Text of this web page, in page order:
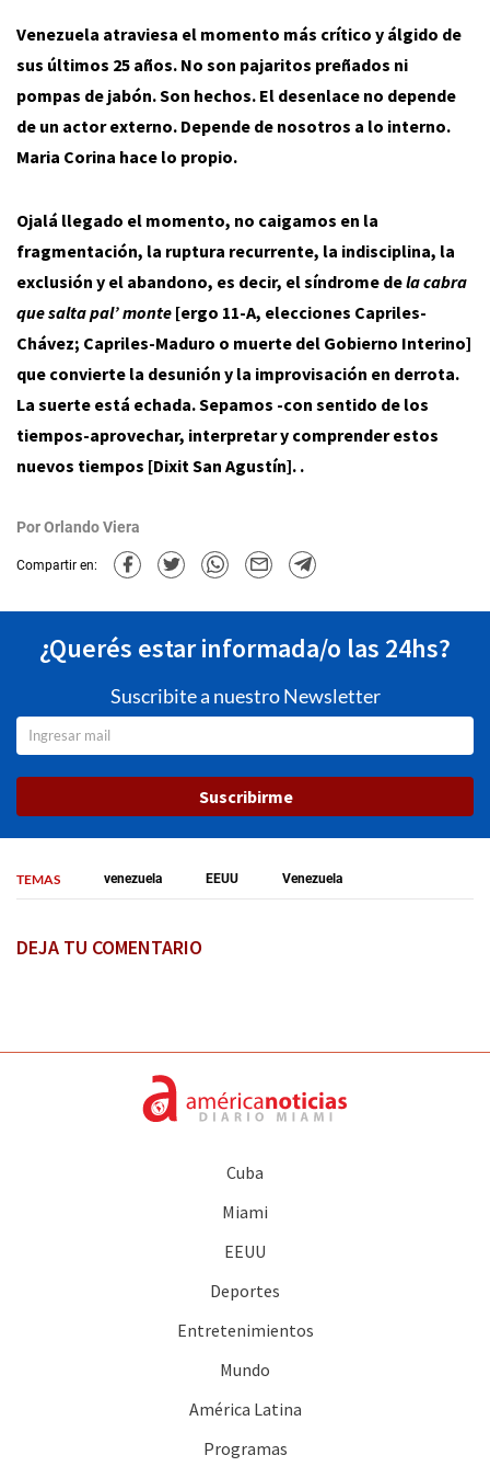
Venezuela atraviesa el momento más crítico y álgido de
sus últimos 25 años. No son pajaritos preñados ni
pompas de jabón. Son hechos. El desenlace no depende
de un actor externo. Depende de nosotros a lo interno.
Maria Corina hace lo propio.
Ojalá llegado el momento, no caigamos en la
fragmentación, la ruptura recurrente, la indisciplina, la
exclusión y el abandono, es decir, el síndrome dela cabra
que salta pal’ monte [ergo 11-A, elecciones Capriles-
Chávez; Capriles-Maduro o muerte del Gobierno Interino]
que convierte la desunión y la improvisación en derrota.
La suerte está echada. Sepamos -con sentido de los
tiempos-aprovechar, interpretar y comprender estos
nuevos tiempos [Dixit San Agustín]. .
PorOrlando Viera
Compartir en:
¿Querés estar informada/o las 24hs?
Suscribite a nuestro Newsletter
Suscribirme
TEMAS venezuela EEUU Venezuela
DEJA TU COMENTARIO
Cuba
Miami
EEUU
Deportes
Entretenimientos
Mundo
América Latina
Programas